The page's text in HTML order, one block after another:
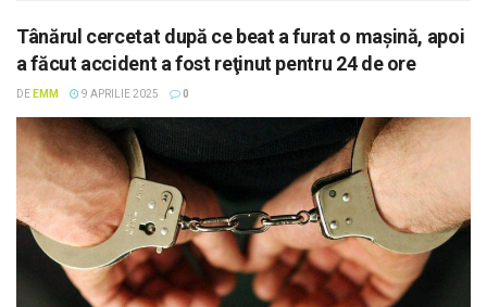
Tânărul cercetat după ce beat a furat o mașină, apoi
a făcut accident a fost reţinut pentru 24 de ore
DE EMM 9 APRILIE 2025 0